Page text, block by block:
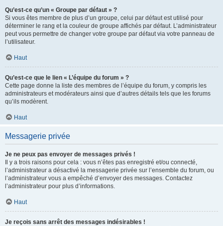
Qu’est-ce qu’un « Groupe par défaut » ?
Si vous êtes membre de plus d’un groupe, celui par défaut est utilisé pour
déterminer le rang et la couleur de groupe affichés par défaut. L’administrateur
peut vous permettre de changer votre groupe par défaut via votre panneau de
l’utilisateur.
Haut
Qu’est-ce que le lien « L’équipe du forum » ?
Cette page donne la liste des membres de l’équipe du forum, y compris les
administrateurs et modérateurs ainsi que d’autres détails tels que les forums
qu’ils modèrent.
Haut
Messagerie privée
Je ne peux pas envoyer de messages privés !
Il y a trois raisons pour cela : vous n’êtes pas enregistré et/ou connecté,
l’administrateur a désactivé la messagerie privée sur l’ensemble du forum, ou
l’administrateur vous a empêché d’envoyer des messages. Contactez
l’administrateur pour plus d’informations.
Haut
Je reçois sans arrêt des messages indésirables !